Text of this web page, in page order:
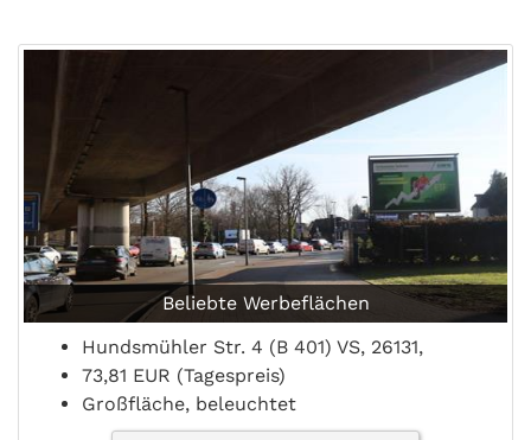
Beliebte Werbeflächen
Hundsmühler Str. 4 (B 401) VS, 26131,
73,81 EUR (Tagespreis)
Großfläche, beleuchtet